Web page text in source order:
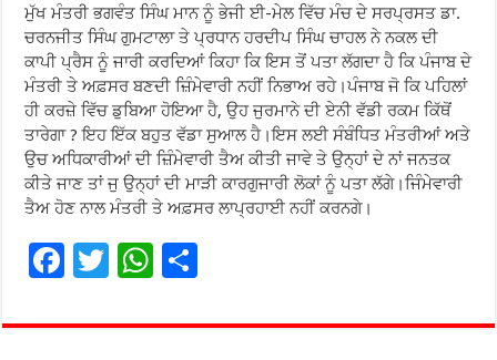
ਮੁੱਖ ਮੰਤਰੀ ਭਗਵੰਤ ਸਿੰਘ ਮਾਨ ਨੂੰ ਭੇਜੀ ਈ-ਮੇਲ ਵਿੱਚ ਮੰਚ ਦੇ ਸਰਪ੍ਰਸਤ ਡਾ.
ਚਰਨਜੀਤ ਸਿੰਘ ਗੁਮਟਾਲਾ ਤੇ ਪ੍ਰਧਾਨ ਹਰਦੀਪ ਸਿੰਘ ਚਾਹਲ ਨੇ ਨਕਲ ਦੀ
ਕਾਪੀ ਪ੍ਰੈਸ ਨੂੰ ਜਾਰੀ ਕਰਦਿਆਂ ਕਿਹਾ ਕਿ ਇਸ ਤੋਂ ਪਤਾ ਲੱਗਦਾ ਹੈ ਕਿ ਪੰਜਾਬ ਦੇ
ਮੰਤਰੀ ਤੇ ਅਫ਼ਸਰ ਬਣਦੀ ਜ਼ਿੰਮੇਵਾਰੀ ਨਹੀਂ ਨਿਭਾਅ ਰਹੇ।ਪੰਜਾਬ ਜੋ ਕਿ ਪਹਿਲਾਂ
ਹੀ ਕਰਜ਼ੇ ਵਿੱਚ ਡੁਬਿਆ ਹੋਇਆ ਹੈ, ਉਹ ਜੁਰਮਾਨੇ ਦੀ ਏਨੀ ਵੱਡੀ ਰਕਮ ਕਿੱਥੋਂ
ਤਾਰੇਗਾ ? ਇਹ ਇੱਕ ਬਹੁਤ ਵੱਡਾ ਸੁਆਲ ਹੈ।ਇਸ ਲਈ ਸੰਬੰਧਿਤ ਮੰਤਰੀਆਂ ਅਤੇ
ਉਚ ਅਧਿਕਾਰੀਆਂ ਦੀ ਜ਼ਿੰਮੇਵਾਰੀ ਤੈਅ ਕੀਤੀ ਜਾਵੇ ਤੇ ਉਨ੍ਹਾਂ ਦੇ ਨਾਂ ਜਨਤਕ
ਕੀਤੇ ਜਾਣ ਤਾਂ ਜੁ ਉਨ੍ਹਾਂ ਦੀ ਮਾੜੀ ਕਾਰਗੁਜਾਰੀ ਲੋਕਾਂ ਨੂੰ ਪਤਾ ਲੱਗੇ।ਜਿੰਮੇਵਾਰੀ
ਤੈਅ ਹੋਣ ਨਾਲ ਮੰਤਰੀ ਤੇ ਅਫ਼ਸਰ ਲਾਪ੍ਰਹਾਈ ਨਹੀਂ ਕਰਨਗੇ।
F
e
T
tt
W
at ar